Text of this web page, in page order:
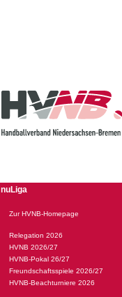
nuLiga
Zur HVNB-Homepage
Relegation 2026
HVNB 2026/27
HVNB-Pokal 26/27
Freundschaftsspiele 2026/27
HVNB-Beachturniere 2026